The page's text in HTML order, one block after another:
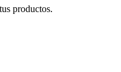
productos.